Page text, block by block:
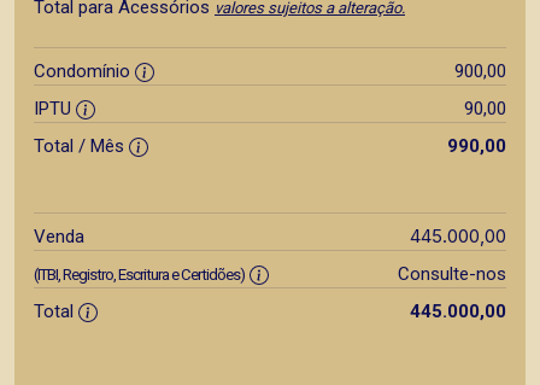
Total para Acessórios valores sujeitos a alteração.
Condomínio
900,00
IPTU
90,00
Total / Mês
990,00
Venda 445.000,00
(ITBI, Registro, Escritura e Certidões)
Consulte-nos
Total
445.000,00